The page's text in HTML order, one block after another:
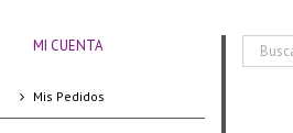
MI CUENTA
Mis Pedidos
Buscar: